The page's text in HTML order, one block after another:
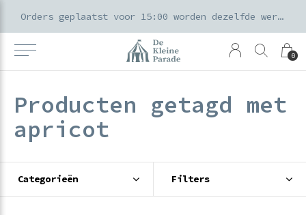
0
Orders geplaatst voor 15:00 worden dezelfde werkdag verzonden
Producten getagd met
apricot
Categorieën Filters